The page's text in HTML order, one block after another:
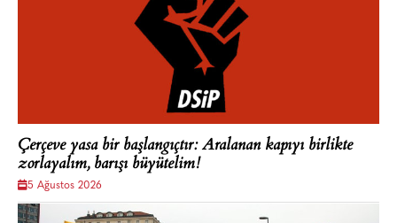
Çerçeve yasa bir başlangıçtır: Aralanan kapıyı birlikte
zorlayalım, barışı büyütelim!
5 Ağustos 2026